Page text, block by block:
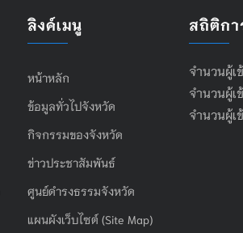
ลิงค์เมนู
หน้าหลัก
ข้อมูลทั่วไปจังหวัด
กิจกรรมของจังหวัด
ข่าวประชาสัมพันธ์
ศูนย์ดำรงธรรมจังหวัด
แผนผังเว็บไซต์ (Site Map)
สถิติกา
จำนวนผู้
จำนวนผู้เ
จำนวนผู้